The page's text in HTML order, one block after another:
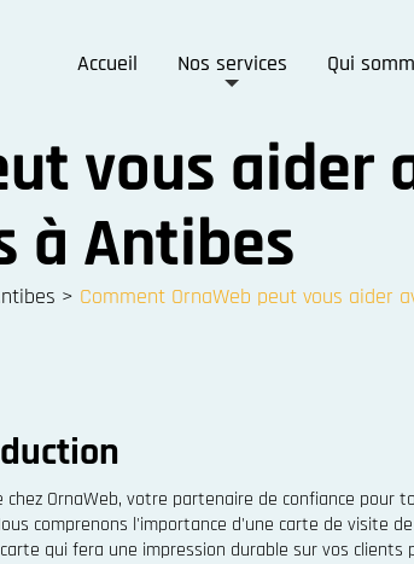
Accueil Nos services Qui
vous aider
à Antibes
> Comment OrnaWeb peut vous aider
chez OrnaWeb, votre partenaire de confiance
comprenons l'importance d'une carte de visite
qui fera une impression durable sur vos clients